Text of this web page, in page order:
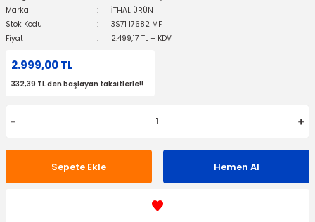
Marka
İTHAL ÜRÜN
Stok Kodu
3S71 17682 MF
Fiyat
2.499,17 TL + KDV
2.999,00 TL
332,39 TL den başlayan taksitlerle!!
Sepete Ekle Hemen Al